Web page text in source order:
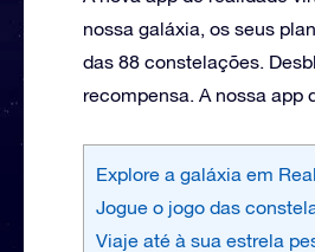
nossa galáxia, os seus
das 88 constelações.
recompensa. A nossa app
Explore a galáxia em
Jogue o jogo das
Viaje até à sua estrela